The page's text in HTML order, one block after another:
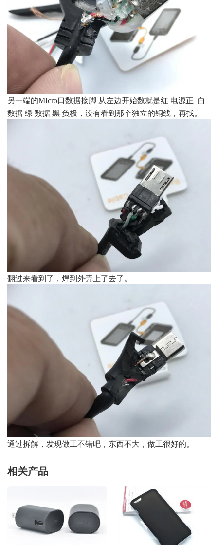
另一端的MIcro口数据接脚 从左边开始数就是红 电源正 白
数据 绿 数据 黑 负极，没有看到那个独立的铜线，再找。
翻过来看到了，焊到外壳上了去了。
通过拆解，发现做工不错吧，东西不大，做工很好的。
相关产品